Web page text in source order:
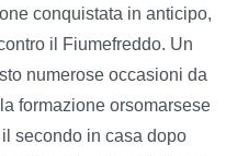
conquistata in anticipo,
il Fiumefreddo. Un
numerose occasioni da
formazione orsomarsese
secondo in casa dopo